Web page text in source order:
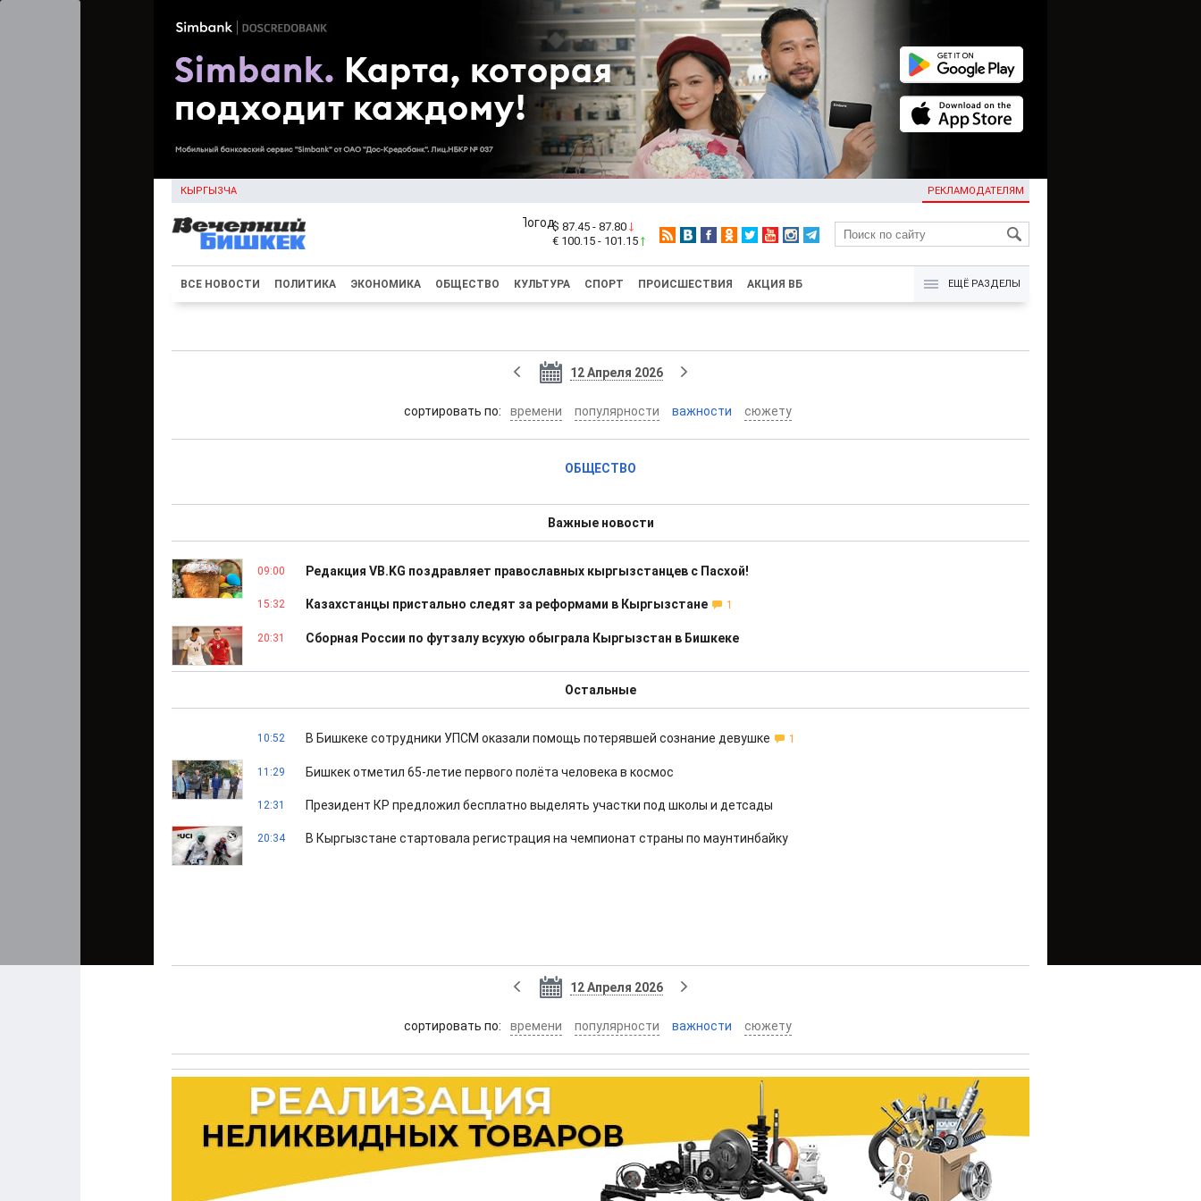
КЫРГЫЗЧА РЕКЛАМОДАТЕЛЯМ
KG
$ 87.45 - 87.80
€ 100.15 - 101.15
ВСЕ НОВОСТИ ПОЛИТИКА ЭКОНОМИКА ОБЩЕСТВО КУЛЬТУРА СПОРТ ПРОИСШЕСТВИЯ АКЦИЯ ВБ ЕЩЁ РАЗДЕЛЫ
12 Апреля 2026
cортировать по: времени популярности важности сюжету
ОБЩЕСТВО
Важные новости
09:00 Редакция VB.KG поздравляет православных кыргызстанцев с Пасхой!
15:32 Казахстанцы пристально следят за реформами в Кыргызстане 1
20:31 Сборная России по футзалу всухую обыграла Кыргызстан в Бишкеке
Остальные
10:52 В Бишкеке сотрудники УПСМ оказали помощь потерявшей сознание девушке 1
11:29 Бишкек отметил 65-летие первого полёта человека в космос
12:31 Президент КР предложил бесплатно выделять участки под школы и детсады
20:34 В Кыргызстане стартовала регистрация на чемпионат страны по маунтинбайку
12 Апреля 2026
cортировать по: времени популярности важности сюжету